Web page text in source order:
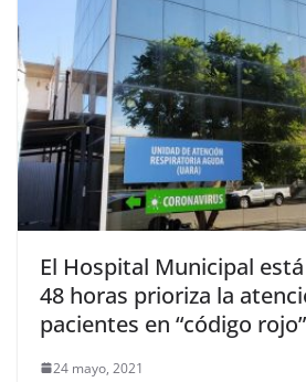
El Hospital Municipal
48 horas prioriza la
pacientes en “código rojo”
24 mayo, 2021